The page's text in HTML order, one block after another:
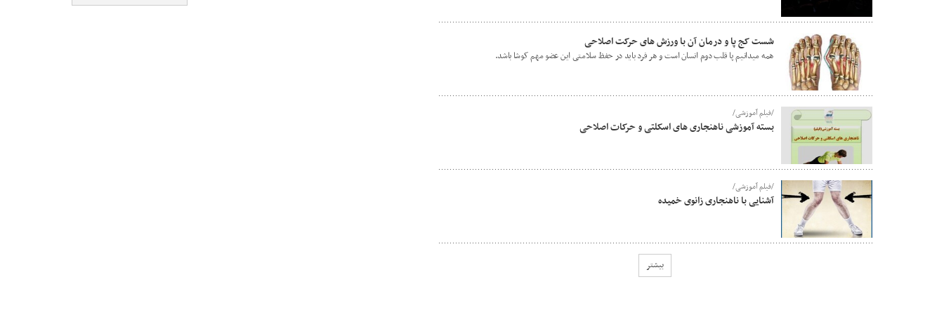
شست کج پا و درمان آن با ورزش های حرکت اصلاحی
همه میدانیم پا قلب دوم انسان است و هر فرد باید در حفظ سلامتی این عضو مهم کوشا باشد.
/فیلم آموزشی/
بسته آموزشی ناهنجاری های اسکلتی و حرکات اصلاحی
/فیلم آموزشی/
آشنایی با ناهنجاری زانوی خمیده
بیشتر